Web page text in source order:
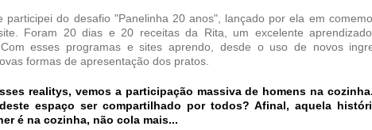
participei do desafio "Panelinha 20 anos", lançado por ela em
Foram 20 dias e 20 receitas da Rita, um excelente
esses programas e sites aprendo, desde o uso de novos
formas de apresentação dos pratos.
realitys, vemos a participação massiva de homens na
espaço ser compartilhado por todos? Afinal, aquela
é na cozinha, não cola mais...